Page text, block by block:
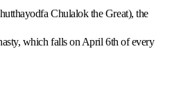
Chulalok the Great), the
which falls on April 6th of every